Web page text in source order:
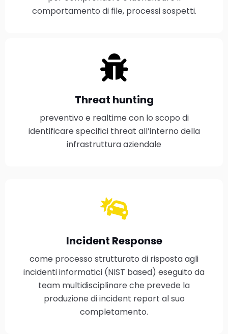
comportamento di file, processi sospetti.
Threat hunting
preventivo e realtime con lo scopo di
identificare specifici threat all’interno della
infrastruttura aziendale
Incident Response
come processo strutturato di risposta agli
incidenti informatici (NIST based) eseguito da
team multidisciplinare che prevede la
produzione di incident report al suo
completamento.